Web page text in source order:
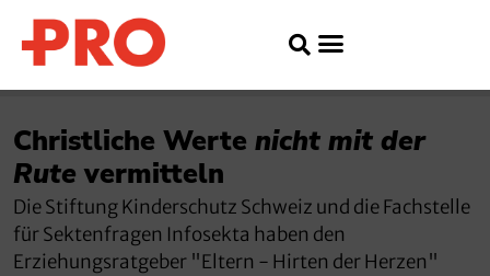
Christliche Werte nicht mit der
Rute vermitteln
Die Stiftung Kinderschutz Schweiz und die Fachstelle
für Sektenfragen Infosekta haben den
Erziehungsratgeber "Eltern - Hirten der Herzen"